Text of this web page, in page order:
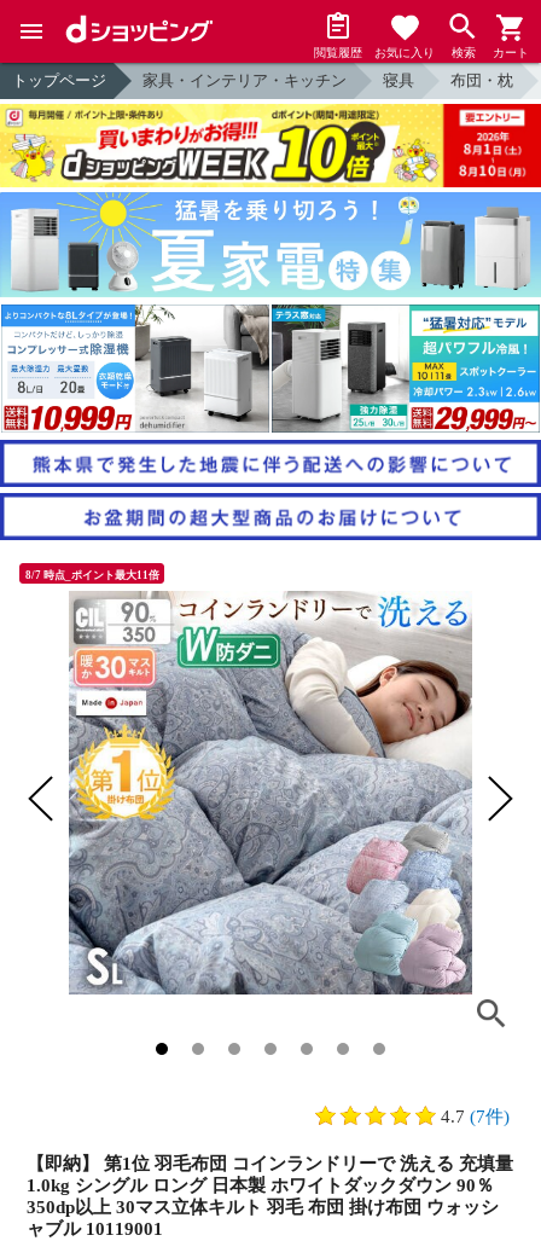
閲覧履歴 お気に入り 検索 カート
トップページ 家具・インテリア・キッチン 寝具 布団・枕
8/7 時点_ポイント最大11倍
4.7 (7件)
【即納】 第1位 羽毛布団 コインランドリーで 洗える 充填量
1.0kg シングル ロング 日本製 ホワイトダックダウン 90％
350dp以上 30マス立体キルト 羽毛 布団 掛け布団 ウォッシ
ャブル 10119001